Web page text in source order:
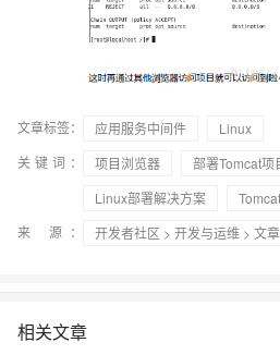
文章标签： 应用服务中间件
Linux
关键词：
项目浏览器 部署Tomcat项
Linux部署解决方案
来 源：
开发者社区 > 开发与运维 > 文章
相关文章